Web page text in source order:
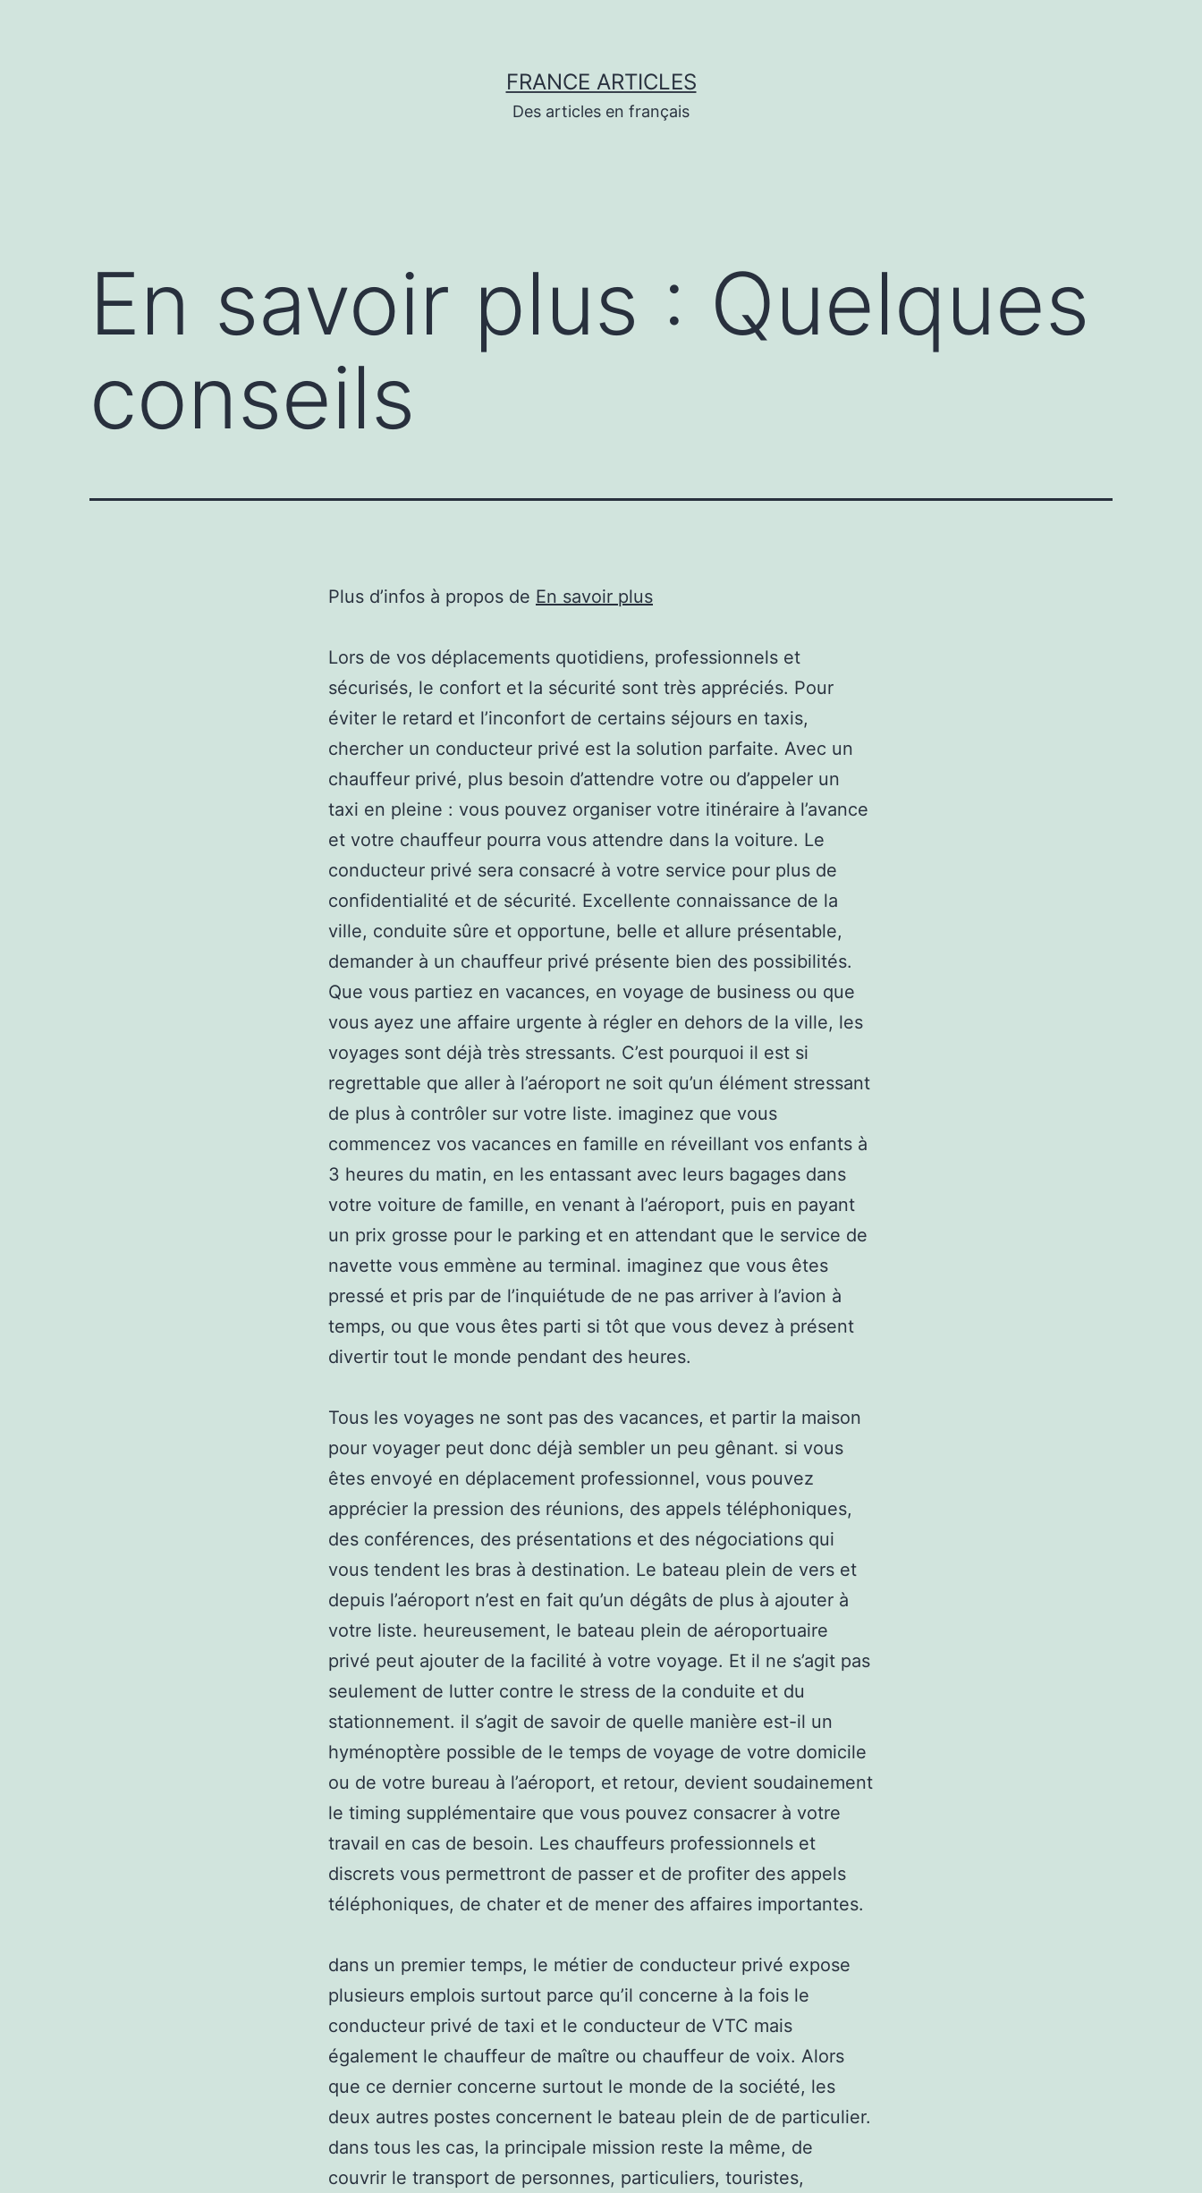
FRANCE ARTICLES
Des articles en français
En savoir plus : Quelques
conseils
Plus d’infos à propos de En savoir plus
Lors de vos déplacements quotidiens, professionnels et
sécurisés, le confort et la sécurité sont très appréciés. Pour
éviter le retard et l’inconfort de certains séjours en taxis,
chercher un conducteur privé est la solution parfaite. Avec un
chauffeur privé, plus besoin d’attendre votre ou d’appeler un
taxi en pleine : vous pouvez organiser votre itinéraire à l’avance
et votre chauffeur pourra vous attendre dans la voiture. Le
conducteur privé sera consacré à votre service pour plus de
confidentialité et de sécurité. Excellente connaissance de la
ville, conduite sûre et opportune, belle et allure présentable,
demander à un chauffeur privé présente bien des possibilités.
Que vous partiez en vacances, en voyage de business ou que
vous ayez une affaire urgente à régler en dehors de la ville, les
voyages sont déjà très stressants. C’est pourquoi il est si
regrettable que aller à l’aéroport ne soit qu’un élément stressant
de plus à contrôler sur votre liste. imaginez que vous
commencez vos vacances en famille en réveillant vos enfants à
3 heures du matin, en les entassant avec leurs bagages dans
votre voiture de famille, en venant à l’aéroport, puis en payant
un prix grosse pour le parking et en attendant que le service de
navette vous emmène au terminal. imaginez que vous êtes
pressé et pris par de l’inquiétude de ne pas arriver à l’avion à
temps, ou que vous êtes parti si tôt que vous devez à présent
divertir tout le monde pendant des heures.
Tous les voyages ne sont pas des vacances, et partir la maison
pour voyager peut donc déjà sembler un peu gênant. si vous
êtes envoyé en déplacement professionnel, vous pouvez
apprécier la pression des réunions, des appels téléphoniques,
des conférences, des présentations et des négociations qui
vous tendent les bras à destination. Le bateau plein de vers et
depuis l’aéroport n’est en fait qu’un dégâts de plus à ajouter à
votre liste. heureusement, le bateau plein de aéroportuaire
privé peut ajouter de la facilité à votre voyage. Et il ne s’agit pas
seulement de lutter contre le stress de la conduite et du
stationnement. il s’agit de savoir de quelle manière est-il un
hyménoptère possible de le temps de voyage de votre domicile
ou de votre bureau à l’aéroport, et retour, devient soudainement
le timing supplémentaire que vous pouvez consacrer à votre
travail en cas de besoin. Les chauffeurs professionnels et
discrets vous permettront de passer et de profiter des appels
téléphoniques, de chater et de mener des affaires importantes.
dans un premier temps, le métier de conducteur privé expose
plusieurs emplois surtout parce qu’il concerne à la fois le
conducteur privé de taxi et le conducteur de VTC mais
également le chauffeur de maître ou chauffeur de voix. Alors
que ce dernier concerne surtout le monde de la société, les
deux autres postes concernent le bateau plein de de particulier.
dans tous les cas, la principale mission reste la même, de
couvrir le transport de personnes, particuliers, touristes,